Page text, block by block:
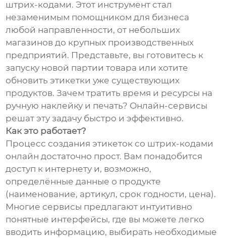
штрих-кодами. Этот инструмент стал
незаменимым помощником для бизнеса
любой направленности, от небольших
магазинов до крупных производственных
предприятий. Представьте, вы готовитесь к
запуску новой партии товара или хотите
обновить этикетки уже существующих
продуктов. Зачем тратить время и ресурсы на
ручную наклейку и печать? Онлайн-сервисы
решат эту задачу быстро и эффективно.
Как это работает?
Процесс создания этикеток со штрих-кодами
онлайн достаточно прост. Вам понадобится
доступ к интернету и, возможно,
определённые данные о продукте
(наименование, артикул, срок годности, цена).
Многие сервисы предлагают интуитивно
понятные интерфейсы, где вы можете легко
вводить информацию, выбирать необходимые